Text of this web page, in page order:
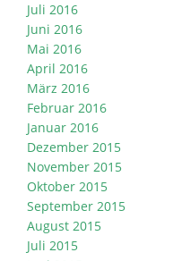
Juli 2016
Juni 2016
Mai 2016
April 2016
März 2016
Februar 2016
Januar 2016
Dezember 2015
November 2015
Oktober 2015
September 2015
August 2015
Juli 2015